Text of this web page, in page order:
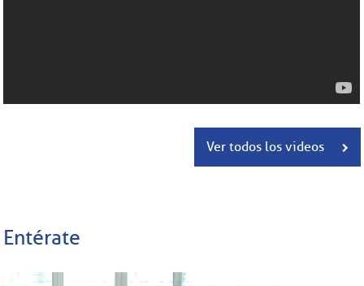
Ver todos los videos
Entérate